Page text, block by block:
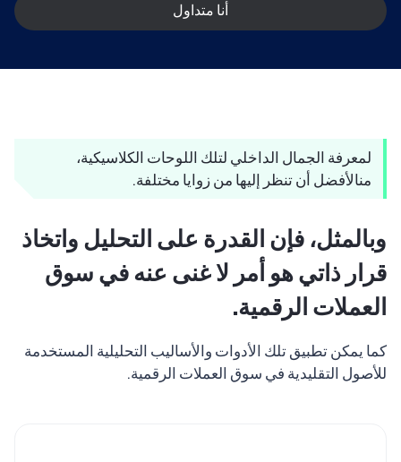
أنا مستكشف
لمعرفة الجمال الداخلي لتلك اللوحات الكلاسيكية،
منالأفضل أن تنظر إليها من زوايا مختلفة.
وبالمثل، فإن القدرة على التحليل واتخاذ
قرار ذاتي هو أمر لا غنى عنه في سوق
العملات الرقمية.
كما يمكن تطبيق تلك الأدوات والأساليب التحليلية المستخدمة
للأصول التقليدية في سوق العملات الرقمية.